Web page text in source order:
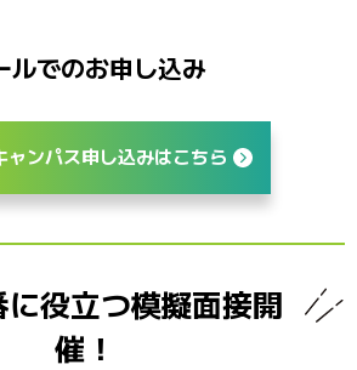
ルでのお申し込み
ャンパス申し込みはこちら
役立つ模擬面接開
催！